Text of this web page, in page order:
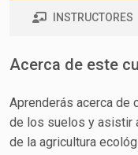
INSTRUCTORES
Acerca de este
Aprenderás acerca de
de los suelos y asistir
de la agricultura